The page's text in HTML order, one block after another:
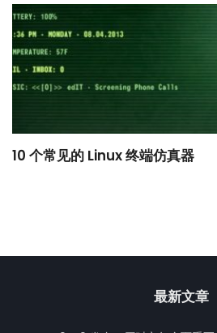
10 个常见的 Linux 终端仿真器
最新文章